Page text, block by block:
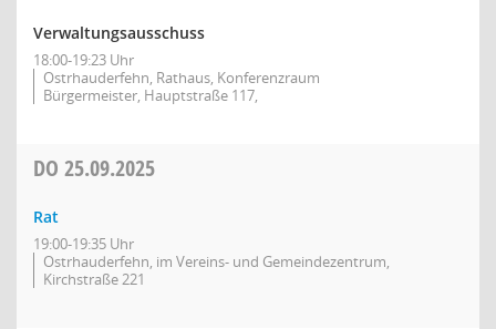
Verwaltungsausschuss
18:00-19:23 Uhr
Ostrhauderfehn, Rathaus, Konferenzraum
Bürgermeister, Hauptstraße 117,
DO 25.09.2025
Rat
19:00-19:35 Uhr
Ostrhauderfehn, im Vereins- und Gemeindezentrum,
Kirchstraße 221